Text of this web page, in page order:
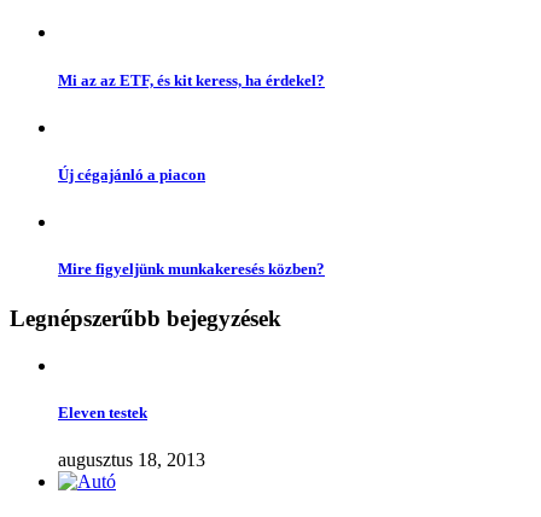
Mi az az ETF, és kit keress, ha érdekel?
Új cégajánló a piacon
Mire figyeljünk munkakeresés közben?
Legnépszerűbb bejegyzések
Eleven testek
augusztus 18, 2013